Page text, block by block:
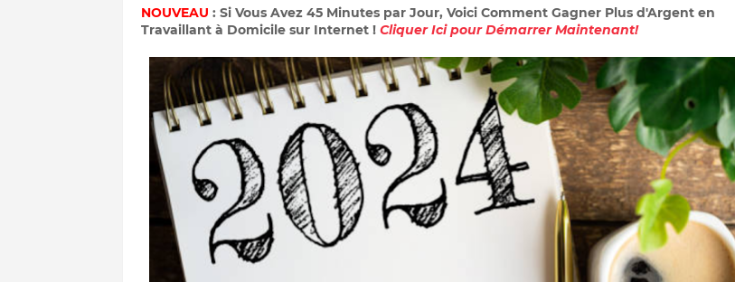
NOUVEAU : Si Vous Avez 45 Minutes par Jour, Voici Comment Gagner Plus d'Argent en
Travaillant à Domicile sur Internet ! Cliquer Ici pour Démarrer Maintenant!